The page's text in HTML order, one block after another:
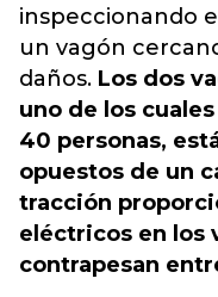
inspeccionando
un vagón
daños. Los dos
uno de los
40 personas,
opuestos de un
tracción
eléctricos en los
contrapesan